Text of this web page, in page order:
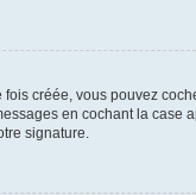
créée, vous pouvez
en cochant la case
signature.